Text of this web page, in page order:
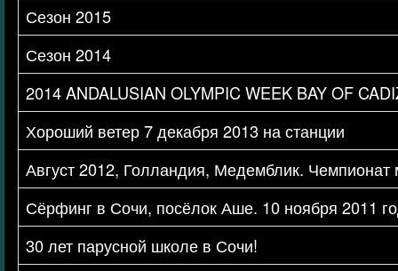
Сезон 2015
Сезон 2014
2014 ANDALUSIAN OLYMPIC WEEK BAY OF
Хороший ветер 7 декабря 2013 на станции
Август 2012, Голландия, Медемблик. Чемпионат
Сёрфинг в Сочи, посёлок Аше. 10 ноября 2011
30 лет парусной школе в Сочи!